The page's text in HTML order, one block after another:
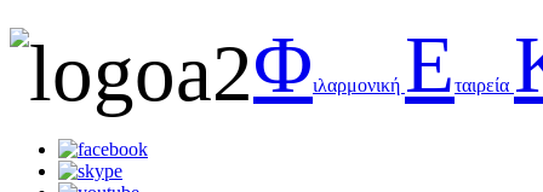
Φιλαρμονική Εταιρεία